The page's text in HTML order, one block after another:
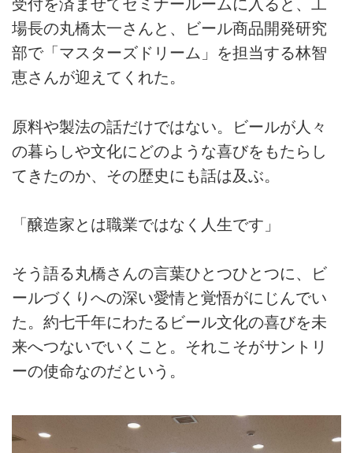
受付を済ませてセミナールームに入ると、工
場長の丸橋太一さんと、ビール商品開発研究
部で「マスターズドリーム」を担当する林智
恵さんが迎えてくれた。
原料や製法の話だけではない。ビールが人々
の暮らしや文化にどのような喜びをもたらし
てきたのか、その歴史にも話は及ぶ。
「醸造家とは職業ではなく人生です」
そう語る丸橋さんの言葉ひとつひとつに、ビ
ールづくりへの深い愛情と覚悟がにじんでい
た。約七千年にわたるビール文化の喜びを未
来へつないでいくこと。それこそがサントリ
ーの使命なのだという。